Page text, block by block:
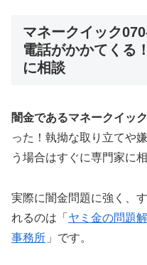
マネークイック
電話がかかてくる
に相談
闇金であるマネークイッ
った！執拗な取り立てや
う場合はすぐに専門家に
実際に闇金問題に強く、
れるのは「 ヤミ金の問題
事務所 」です。